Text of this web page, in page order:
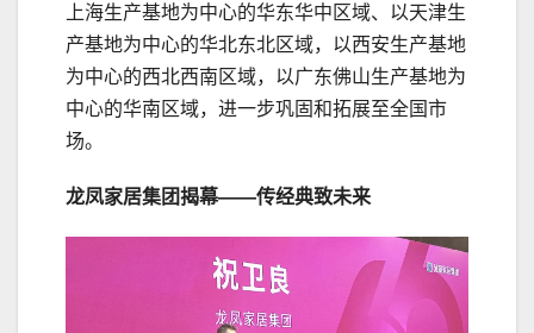
上海生产基地为中心的华东华中区域、以天津生
产基地为中心的华北东北区域，以西安生产基地
为中心的西北西南区域，以广东佛山生产基地为
中心的华南区域，进一步巩固和拓展至全国市
场。
龙凤家居集团揭幕——传经典致未来